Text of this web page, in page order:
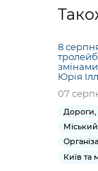
Порядок
рішень,
Звіти про
ся на
новини
КМДА /
Subscribe
announce
ments
from the
KCSA
8
Юрія
07
Дороги,
Київ та